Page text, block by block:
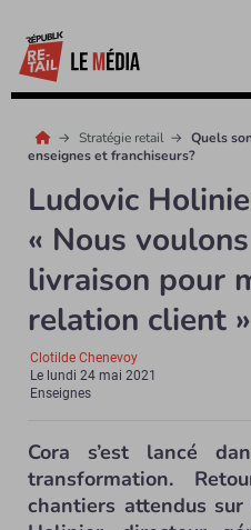
Stratégie retail
Quels
enseignes et franchiseurs?
Ludovic
« Nous
livraison pour
relation client »
Clotilde Chenevoy
Le lundi 24 mai 2021
Enseignes
Cora s’est lancé
transformation.
chantiers attendus